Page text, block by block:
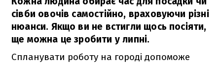
сівби овочів самостійно, враховуючи різні
нюанси. Якщо ви не встигли щось посіяти,
ще можна це зробити у липні.
Спланувати роботу на городі допоможе